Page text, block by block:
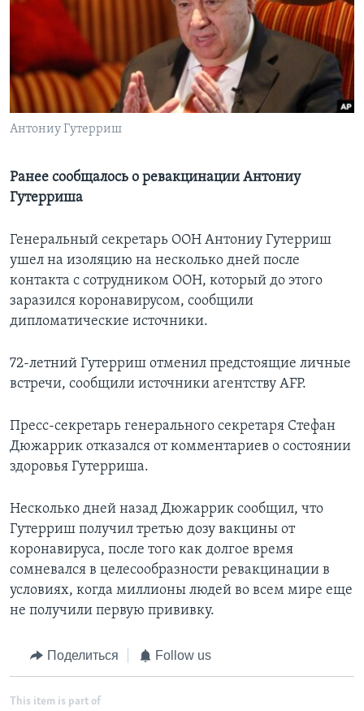
Learning English
СОЦИАЛЬНЫЕ СЕТИ
Антониу Гутерриш
Ранее сообщалось о ревакцинации Антониу
Гутерриша
Генеральный секретарь ООН Антониу Гутерриш
ушел на изоляцию на несколько дней после
контакта с сотрудником ООН, который до этого
заразился коронавирусом, сообщили
дипломатические источники.
72-летний Гутерриш отменил предстоящие личные
встречи, сообщили источники агентству AFP.
Пресс-секретарь генерального секретаря Стефан
Дюжаррик отказался от комментариев о состоянии
здоровья Гутерриша.
Несколько дней назад Дюжаррик сообщил, что
Гутерриш получил третью дозу вакцины от
коронавируса, после того как долгое время
сомневался в целесообразности ревакцинации в
условиях, когда миллионы людей во всем мире еще
не получили первую прививку.
Поделиться Follow us
This item is part of